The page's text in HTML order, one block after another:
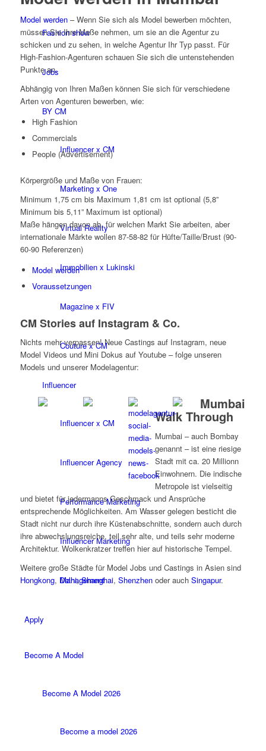
Fashion show
Jobs
BY CM
Influencer x CM
Marketing x One
Virtual Reality
Immobilien x Lukinski
Magazine x FIV
Couture x CM
Influencer
Influencer x CM
Influencer Agency
Performance Marketing
Influencer Marketing
Management
Apply
Become A Model
Become A Model 2026
Become a model 2026
Model werden– Wenn Sie sich als Model bewerben möchten,
müssen Sie Ihre Maße nehmen, um sie an die Agentur zu
schicken und zu sehen, in welche Agentur Ihr Typ passt. Für
High-Fashion-Agenturen schauen Sie sich die untenstehenden
Punkte an.
Abhängig von Ihren Maßen können Sie sich für verschiedene
Arten von Agenturen bewerben, wie:
High Fashion
Commercials
People (Advertisement)
Körpergröße und Maße von Frauen:
Minimum 1,75 cm bis Maximum 1,81 cm ist optional (5,8”
Minimum bis 5,11” Maximum ist optional)
Maße hängen davon ab, für welchen Markt Sie arbeiten, aber
internationale Märkte wollen 87-58-82 für Hüfte/Taille/Brust (90-
60-90 Referenzen)
Model werden
Voraussetzungen
CM Stories auf Instagram & Co.
Nichts mehr verpassen! Neue Castings auf Instagram, neue
Model Videos und Mini Dokus auf Youtube – folge unseren
Models und unserer Modelagentur:
Mumbai
Walk Through
Mumbai – auch Bombay
genannt – ist eine riesige
Stadt mit ca. 20 Millionn
Einwohnern. Die indische
Metropole ist vielseitig
und bietet für jedermanns Geschmack und Ansprüche
entsprechende Möglichkeiten. Am Wasser gelegen besticht die
Stadt nicht nur durch ihre Küstenabschnitte, sondern auch durch
ihre abwechslungsreiche, teil sehr alte, und teils sehr moderne
Architektur. Wolkenkratzer treffen hier auf historische Tempel.
Weitere große Städte für Model Jobs und Castings in Asien sind
Hongkong, Delhi,Shanghai, Shenzhenoder auch Singapur.